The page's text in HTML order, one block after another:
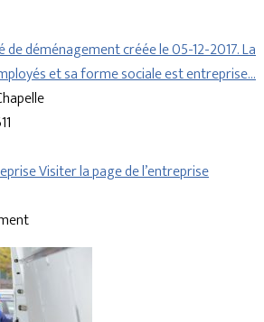
déménagement créée le 05-12-2017. La
et sa forme sociale est entreprise…
Visiter la page de l’entreprise